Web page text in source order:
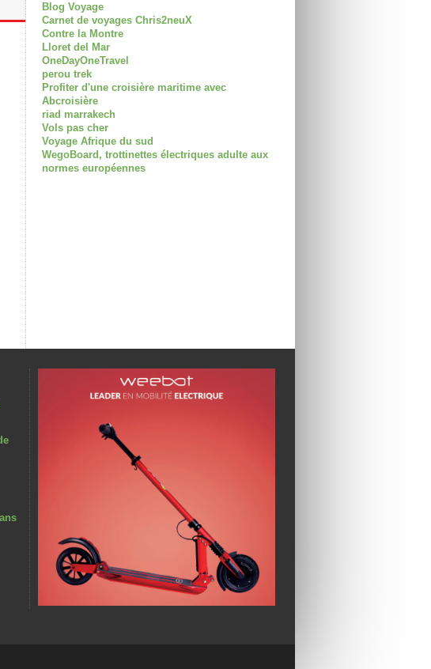
Blog Voyage
Carnet de voyages Chris2neuX
Contre la Montre
Lloret del Mar
OneDayOneTravel
perou trek
Profiter d'une croisière maritime avec
Abcroisière
riad marrakech
Vols pas cher
Voyage Afrique du sud
WegoBoard, trottinettes électriques adulte aux
normes européennes